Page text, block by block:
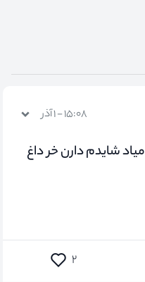
۱۵:۰۸ - ۱ آذر
بدجور بوی Alt Season میاد شایدم دارن خر داغ
۲